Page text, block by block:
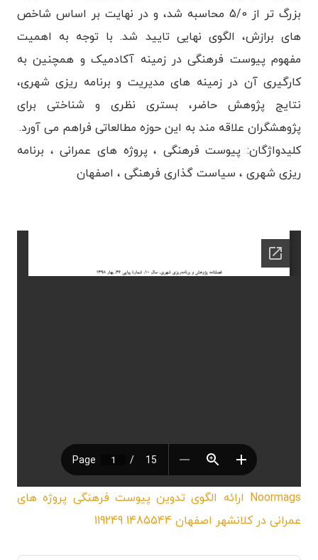
بزرگ تر از 5/0 محاسبه شد، و در نهایت بر اساس شاخص
های برازش، الگوی نهایی تایید شد. با توجه به اهمیت
مفهوم پیوست فرهنگی در زمینه آکادمیک و همچنین به
کارگیری آن در زمینه های مدیریت و برنامه ریزی شهری،
نتایج پژوهش حاضر، بستری نظری و شناختی برای
پژوهشگران علاقه مند به این حوزه مطالعاتی فراهم می آورد.
کلیدواژگان: پیوست فرهنگی ، پروژه های عمرانی ، برنامه
ریزی شهری ، سیاست گذاری فرهنگی ، اصفهان
Noormags ارائه الگوی تدوین پیوست فرهنگی پروژه های
عمرانی در کلانشهر اصفهان 1485544 119249